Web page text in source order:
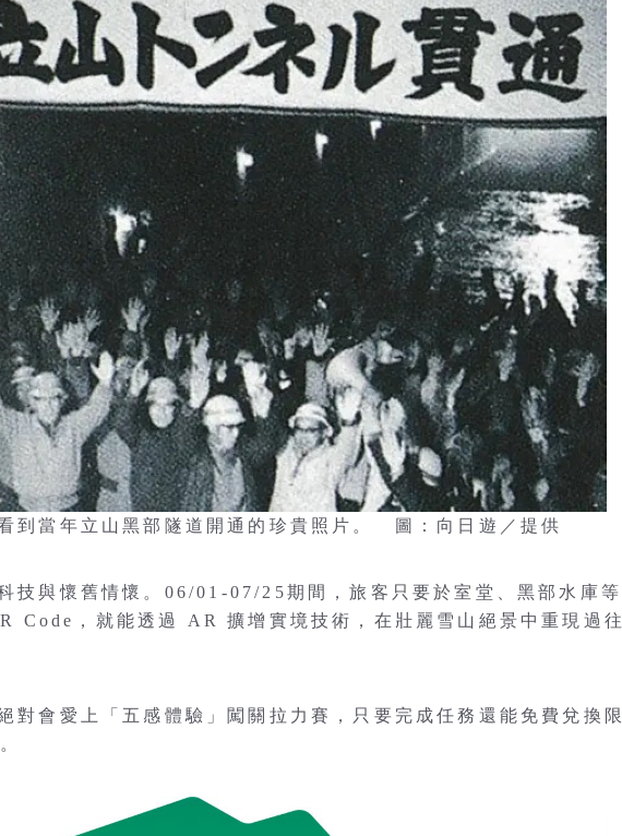
到當年立山黑部隧道開通的珍貴照片。 圖：向日遊／提供
技與懷舊情懷。06/01-07/25期間，旅客只要於室堂、黑部水庫等
Code，就能透過 AR 擴增實境技術，在壯麗雪山絕景中重現過往
對會愛上「五感體驗」闖關拉力賽，只要完成任務還能免費兌換限